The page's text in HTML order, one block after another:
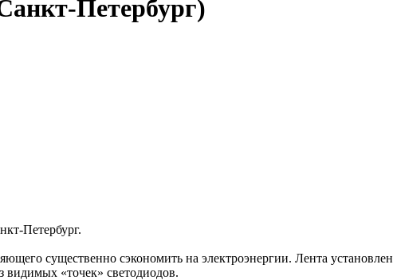
Петербург)
Петербург.
существенно сэкономить на электроэнергии. Лента
видимых «точек» светодиодов.